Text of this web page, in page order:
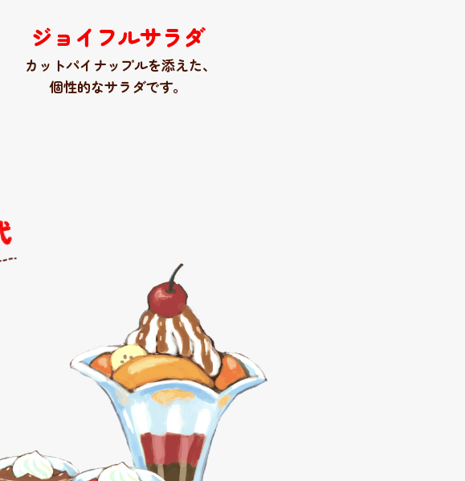
ジョイフルサラダ
カットパイナップルを添えた、
個性的なサラダです。